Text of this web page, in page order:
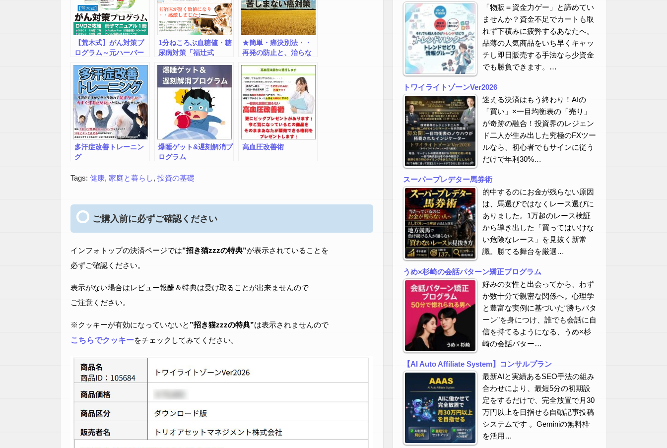
【荒木式】がん対策プ
ログラム～元ハーバー
た画期的な食事法～
1分ねころぶ血糖値・糖
尿病対策「福辻式
★簡単・癌決別法・・
再発の防止と、治らな
る ノーリスクで 安
価で 誰でもできる簡
単な方法
多汗症改善トレーニン
グ
爆睡ゲット&遅刻解消プ
ログラム
高血圧改善術
Tags: 健康, 家庭と暮らし, 投資の基礎
ご購入前に必ずご確認ください
インフォトップの決済ページでは”招き猫zzzの特典”が表示されていることを
必ずご確認ください。
表示がない場合はレビュー報酬＆特典は受け取ることが出来ませんので
ご注意ください。
※クッキーが有効になっていないと ”招き猫zzzの特典”は表示されませんので
こちらでクッキーをチェックしてみてください。
「物販＝資金力ゲー」と諦めてい
ませんか？資金不足でカートも取
れず下積みに疲弊するあなたへ。
品薄の人気商品をいち早くキャッ
チし即日販売する手法なら少資金
でも勝負できます。…
トワイライトゾーンVer2026
迷える決済はもう終わり！AIの
「買い」×一目均衡表の「売り」
が奇跡の融合！投資界のレジェン
ド二人が生み出した究極のFXツー
ルなら、初心者でもサインに従う
だけで年利30%…
スーパープレデター馬券術
的中するのにお金が残らない原因
は、馬選びではなくレース選びに
ありました。1万超のレース検証
から導き出した「買ってはいけな
い危険なレース」を見抜く新常
識。勝てる舞台を厳選…
うめ×杉崎の会話パターン矯正プログラム
好みの女性と出会ってから、わず
か数十分で親密な関係へ。心理学
と豊富な実例に基づいた“勝ちパタ
ーン”を身につけ、誰でも会話に自
信を持てるようになる、うめ×杉
崎の会話パター…
【AI Auto Affiliate System】コンサルプラン
最新AIと実績あるSEO手法の組み
合わせにより、最短5分の初期設
定をするだけで、完全放置で月30
万円以上を目指せる自動記事投稿
システムです 。Geminiの無料枠
を活用…